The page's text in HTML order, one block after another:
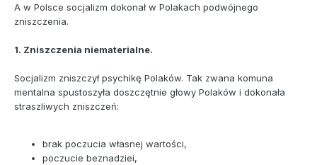
A w Polsce socjalizm dokonał w Polakach podwójnego
zniszczenia.
1. Zniszczenia niematerialne.
Socjalizm zniszczył psychikę Polaków. Tak zwana komuna
mentalna spustoszyła doszczętnie głowy Polaków i dokonała
straszliwych zniszczeń:
brak poczucia własnej wartości,
poczucie beznadziei,